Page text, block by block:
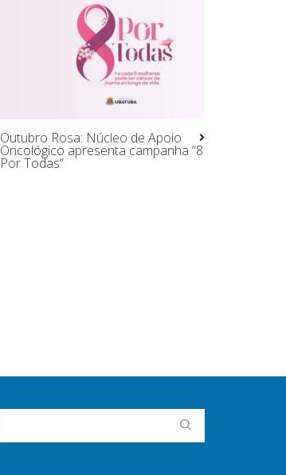
Outubro Rosa: Núcleo de Apoio
Oncológico apresenta campanha “8
Por Todas”